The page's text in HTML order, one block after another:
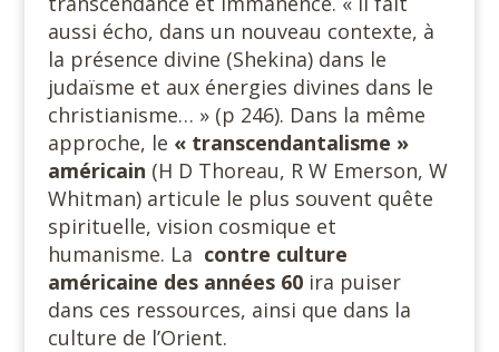
aussi écho, dans un nouveau contexte, à
la présence divine (Shekina) dans le
judaïsme et aux énergies divines dans le
christianisme… » (p 246). Dans la même
approche, le « transcendantalisme »
américain (H D Thoreau, R W Emerson, W
Whitman) articule le plus souvent quête
spirituelle, vision cosmique et
humanisme. La contre culture
américaine des années 60ira puiser
dans ces ressources, ainsi que dans la
culture de l’Orient.